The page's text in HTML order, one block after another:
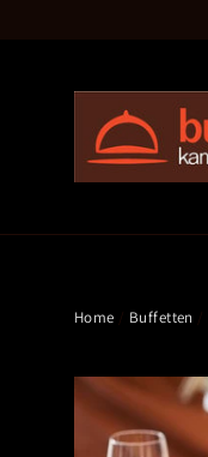
Home Buffetten